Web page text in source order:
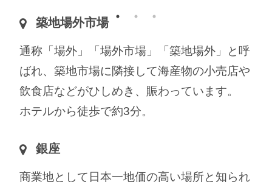
築地場外市場
通称「場外」「場外市場」「築地場外」と呼
ばれ、築地市場に隣接して海産物の小売店や
飲食店などがひしめき、賑わっています。
ホテルから徒歩で約3分。
銀座
商業地として日本一地価の高い場所と知られ